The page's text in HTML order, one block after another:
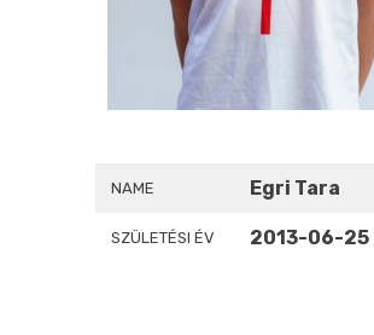
NAME Egri Tara
SZÜLETÉSI ÉV 2013-06-25